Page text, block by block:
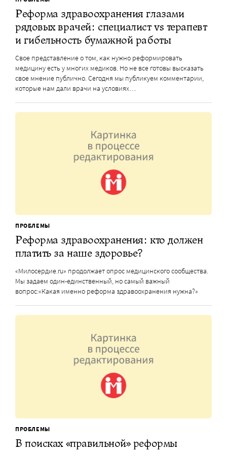
Реформа здравоохранения глазами
рядовых врачей: специалист vs терапевт
и гибельность бумажной работы
Свое представление о том, как нужно реформировать
медицину есть у многих медиков. Но не все готовы высказать
свое мнение публично. Сегодня мы публикуем комментарии,
которые нам дали врачи на условиях…
ПРОБЛЕМЫ
Реформа здравоохранения: кто должен
платить за наше здоровье?
«Милосердие.ru» продолжает опрос медицинского сообщества.
Мы задаем один-единственный, но самый важный
вопрос:«Какая именно реформа здравоохранения нужна?»
ПРОБЛЕМЫ
В поисках «правильной» реформы